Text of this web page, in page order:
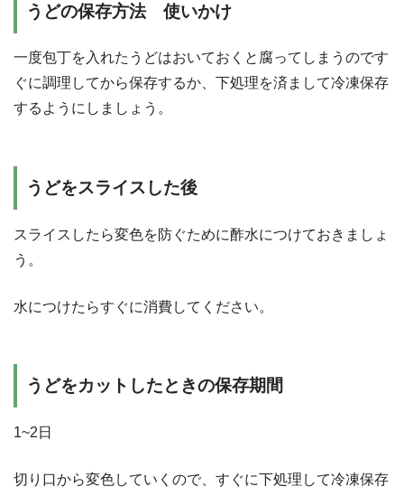
うどの保存方法 使いかけ
一度包丁を入れたうどはおいておくと腐ってしまうのです
ぐに調理してから保存するか、下処理を済まして冷凍保存
するようにしましょう。
うどをスライスした後
スライスしたら変色を防ぐために酢水につけておきましょ
う。
水につけたらすぐに消費してください。
うどをカットしたときの保存期間
1~2日
切り口から変色していくので、すぐに下処理して冷凍保存